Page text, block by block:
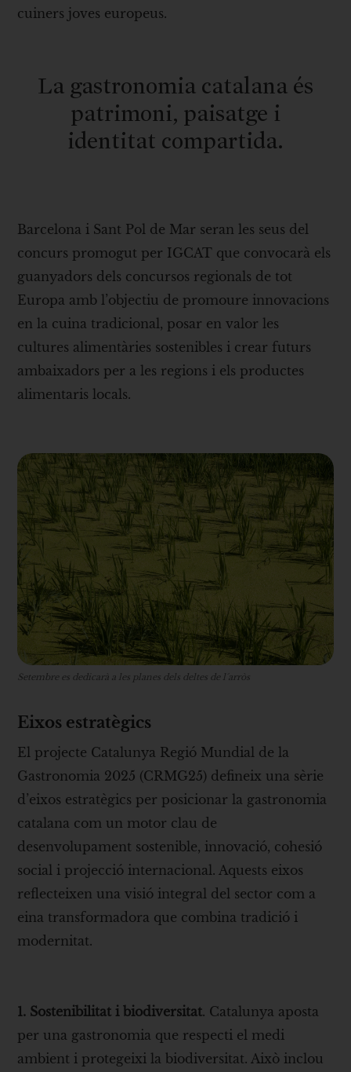
cuiners joves europeus.
La gastronomia catalana és
patrimoni, paisatge i
identitat compartida.
Barcelona i Sant Pol de Mar seran les seus del
concurs promogut per IGCAT que convocarà els
guanyadors dels concursos regionals de tot
Europa amb l’objectiu de promoure innovacions
en la cuina tradicional, posar en valor les
cultures alimentàries sostenibles i crear futurs
ambaixadors per a les regions i els productes
alimentaris locals.
Setembre es dedicarà a les planes dels deltes de l´arròs
Eixos estratègics
El projecte Catalunya Regió Mundial de la
Gastronomia 2025 (CRMG25) defineix una sèrie
d’eixos estratègics per posicionar la gastronomia
catalana com un motor clau de
desenvolupament sostenible, innovació, cohesió
social i projecció internacional. Aquests eixos
reflecteixen una visió integral del sector com a
eina transformadora que combina tradició i
modernitat.
1. Sostenibilitat i biodiversitat. Catalunya aposta
per una gastronomia que respecti el medi
ambient i protegeixi la biodiversitat. Això inclou